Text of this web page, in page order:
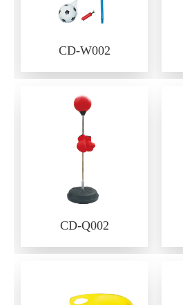
CD-W002
CD-Q002